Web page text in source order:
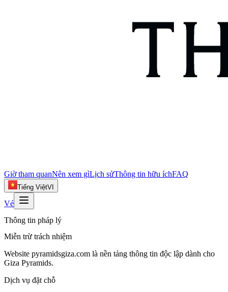
Giờ tham quanNên xem gìLịch sửThông tin hữu íchFAQ
Tiếng ViệtVI
Vé
Thông tin pháp lý
Miễn trừ trách nhiệm
Website pyramidsgiza.com là nền tảng thông tin độc lập dành cho
Giza Pyramids.
Dịch vụ đặt chỗ